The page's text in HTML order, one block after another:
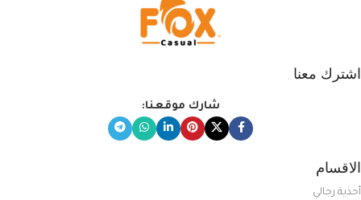
اشترك معنا
شارك موقعنا:
الاقسام
أحذية رجالي